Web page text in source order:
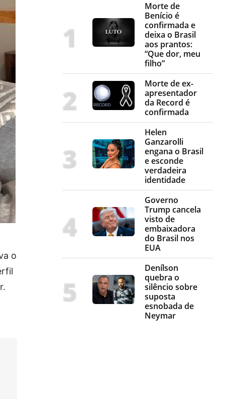
o
Morte de
Benício é
confirmada e
deixa o Brasil
aos prantos:
“Que dor, meu
filho”
Morte de ex-
apresentador
da Record é
confirmada
Helen
Ganzarolli
engana o Brasil
e esconde
verdadeira
identidade
Governo
Trump cancela
visto de
embaixadora
do Brasil nos
EUA
Denílson
quebra o
silêncio sobre
suposta
esnobada de
Neymar